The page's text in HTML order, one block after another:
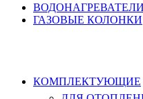
ВОДОНАГРЕВАТЕЛИ
ГАЗОВЫЕ КОЛОНКИ
КОМПЛЕКТУЮЩИЕ